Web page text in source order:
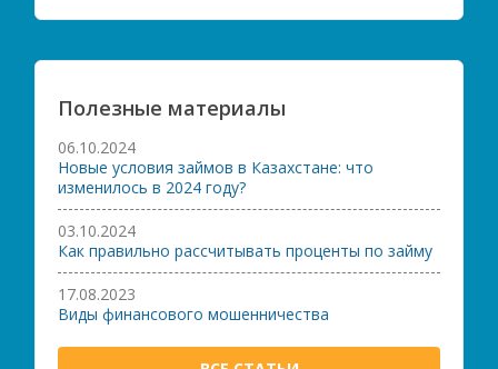
Полезные материалы
06.10.2024
Новые условия займов в Казахстане: что
изменилось в 2024 году?
03.10.2024
Как правильно рассчитывать проценты по займу
17.08.2023
Виды финансового мошенничества